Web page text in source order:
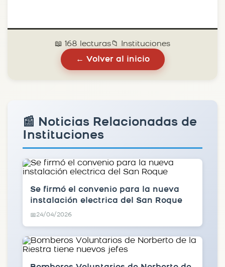
📖 168 lecturas📁 Instituciones
← Volver al inicio
📰 Noticias Relacionadas de
Instituciones
Se firmó el convenio para la nueva
instalación electrica del San Roque
📅24/04/2026